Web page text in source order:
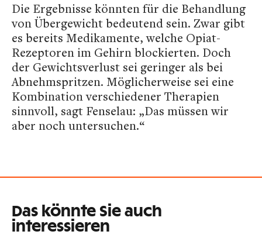
Die Ergebnisse könnten für die Behandlung
von Übergewicht bedeutend sein. Zwar gibt
es bereits Medikamente, welche Opiat-
Rezeptoren im Gehirn blockierten. Doch
der Gewichtsverlust sei geringer als bei
Abnehmspritzen. Möglicherweise sei eine
Kombination verschiedener Therapien
sinnvoll, sagt Fenselau: „Das müssen wir
aber noch untersuchen.“
Das könnte Sie auch
interessieren